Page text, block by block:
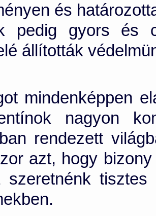
és
pedig gyors és
állították
mindenképpen
nagyon
rendezett
azt, hogy
tisztes